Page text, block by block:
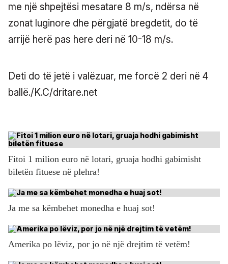
me një shpejtësi mesatare 8 m/s, ndërsa në
zonat luginore dhe përgjatë bregdetit, do të
arrijë herë pas here deri në 10-18 m/s.
Deti do të jetë i valëzuar, me forcë 2 deri në 4
ballë./K.C/dritare.net
Fitoi 1 milion euro në lotari, gruaja hodhi gabimisht
biletën fituese në plehra!
Ja me sa këmbehet monedha e huaj sot!
Amerika po lëviz, por jo në një drejtim të vetëm!